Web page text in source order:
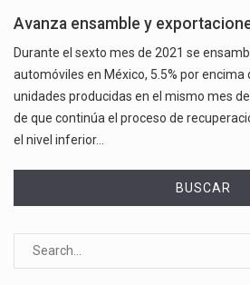
Avanza ensamble y
Durante el sexto mes de 2021 se
automóviles en México, 5.5% por encima
unidades producidas en el mismo mes
de que continúa el proceso de
el nivel inferior…
BUSCAR